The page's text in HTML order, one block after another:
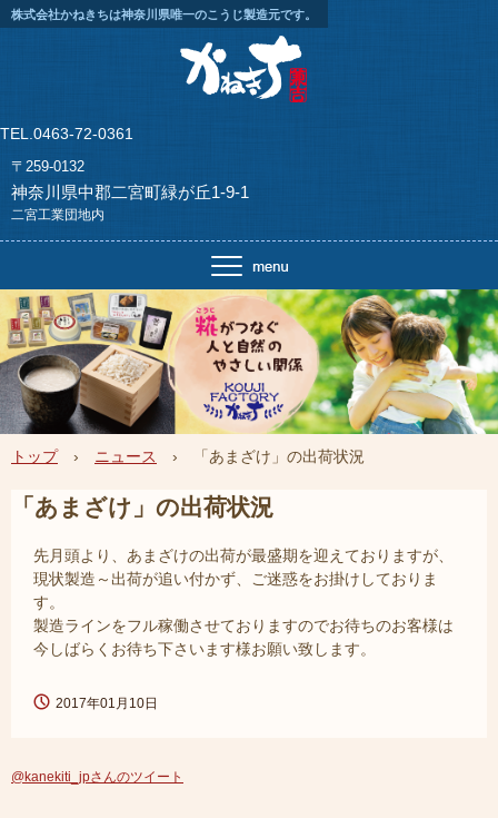
株式会社かねきちは神奈川県唯一のこうじ製造元です。
TEL.0463-72-0361
〒259-0132
神奈川県中郡二宮町緑が丘1-9-1
二宮工業団地内
トップ › ニュース › 「あまざけ」の出荷状況
「あまざけ」の出荷状況
先月頭より、あまざけの出荷が最盛期を迎えておりますが、
現状製造～出荷が追い付かず、ご迷惑をお掛けしておりま
す。
製造ラインをフル稼働させておりますのでお待ちのお客様は
今しばらくお待ち下さいます様お願い致します。
2017年01月10日
@kanekiti_jpさんのツイート